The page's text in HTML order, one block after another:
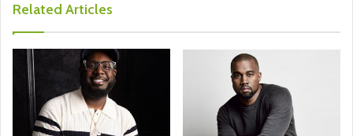
Related Articles